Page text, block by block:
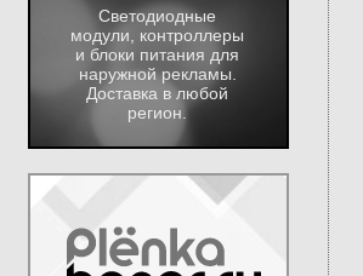
Светодиодные
модули, контроллеры
и блоки питания для
наружной рекламы.
Доставка в любой
регион.